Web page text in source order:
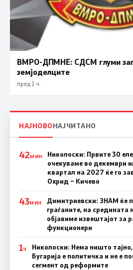
ВМРО-ДПМНЕ: СДСМ глуми
земјоделците
пред 1 ч.
НАЈНОВОНАЈЧИТАНО
42МИН
Николоски: Првите 30
очекуваме во декември
квартал на 2027 ќе го
Охрид – Кичево
43МИН
Димитриевски: ЗНАМ ќе
граѓаните, на средината
објавиме извештајот за
функционери
1Ч
Николоски: Нема ништо
Бугарија е политичка и не е
сегмент од реформите